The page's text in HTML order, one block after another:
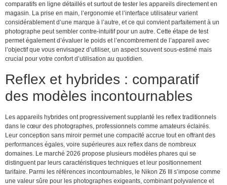
comparatifs en ligne détaillés et surtout de tester les appareils directement en
magasin. La prise en main, l’ergonomie et l’interface utilisateur varient
considérablement d’une marque à l’autre, et ce qui convient parfaitement à un
photographe peut sembler contre-intuitif pour un autre. Cette étape de test
permet également d’évaluer le poids et l’encombrement de l’appareil avec
l’objectif que vous envisagez d’utiliser, un aspect souvent sous-estimé mais
crucial pour votre confort d’utilisation au quotidien.
Reflex et hybrides : comparatif
des modèles incontournables
Les appareils hybrides ont progressivement supplanté les reflex traditionnels
dans le cœur des photographes, professionnels comme amateurs éclairés.
Leur conception sans miroir permet une compacité accrue tout en offrant des
performances égales, voire supérieures aux reflex dans de nombreux
domaines. Le marché 2026 propose plusieurs modèles phares qui se
distinguent par leurs caractéristiques techniques et leur positionnement
tarifaire. Parmi les références incontournables, le Nikon Z6 III s’impose comme
une valeur sûre pour les photographes exigeants, combinant polyvalence et